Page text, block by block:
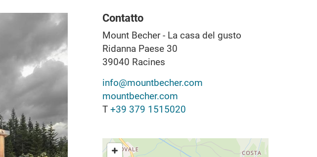
Contatto
Mount Becher - La casa del gusto
Ridanna Paese 30
39040 Racines
info@mountbecher.com
mountbecher.com
T +39 379 1515020